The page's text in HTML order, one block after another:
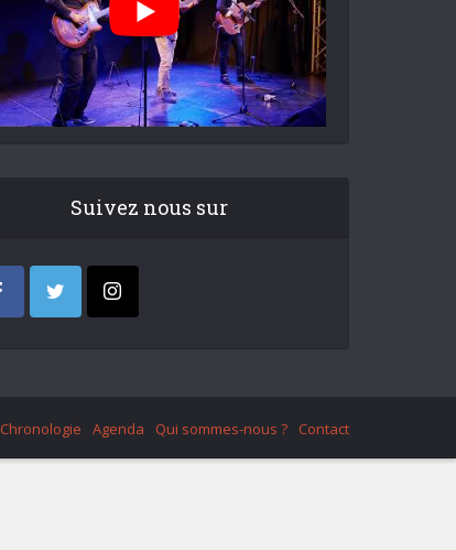
Suivez nous sur
Chronologie Agenda Qui sommes-nous ? Contact